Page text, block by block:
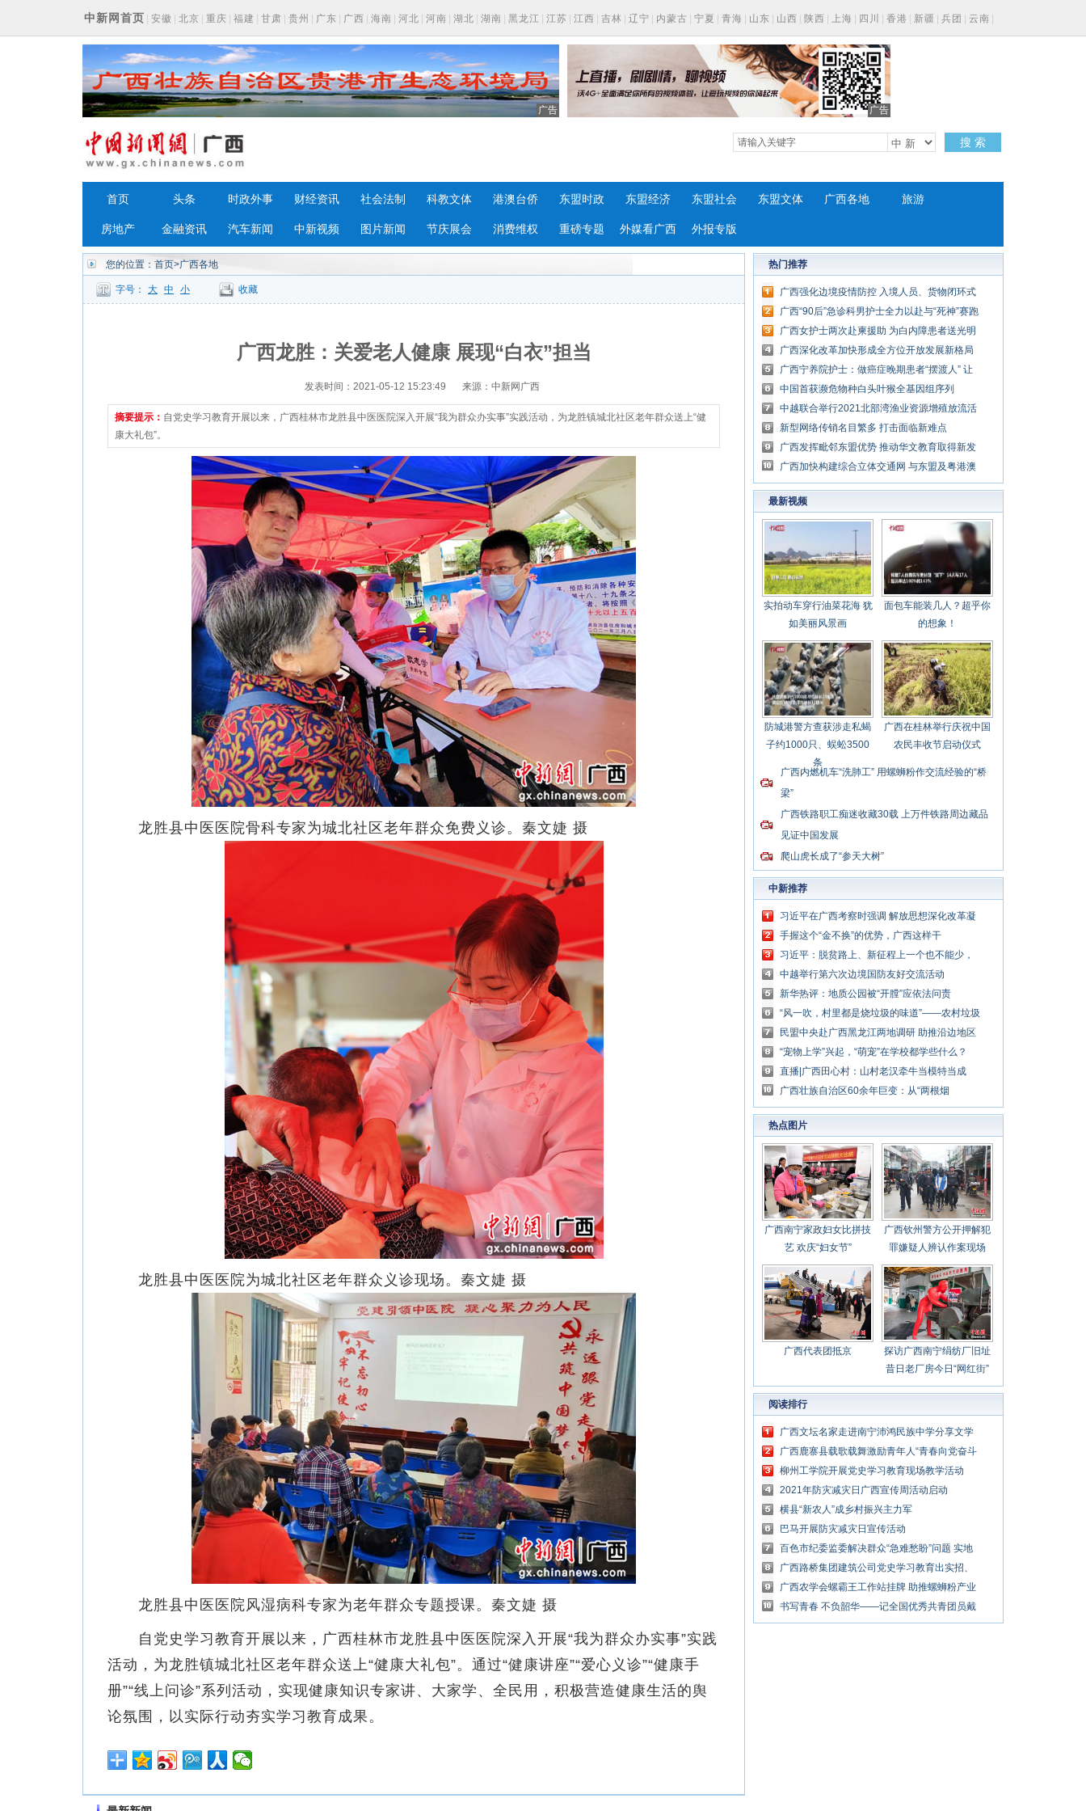
中新网首页 安徽 北京 重庆 福建 甘肃 贵州 广东 广西 海南 河北 河南 湖北 湖南 黑龙江 江苏 江西 吉林 辽宁 内蒙古 宁夏 青海 山东 山西 陕西 上海 四川 香港 新疆 兵团 云南
广告 广告
搜 索
首页 头条 时政外事 财经资讯 社会法制 科教文体 港澳台侨 东盟时政 东盟经济 东盟社会 东盟文体 广西各地 旅游
房地产 金融资讯 汽车新闻 中新视频 图片新闻 节庆展会 消费维权 重磅专题 外媒看广西 外报专版
您的位置： 首页>广西各地
字号： 大 中 小 收藏
广西龙胜：关爱老人健康 展现“白衣”担当
发表时间：2021-05-12 15:23:49 来源：中新网广西
摘要提示： 自党史学习教育开展以来，广西桂林市龙胜县中医医院深入开展“我为群众办实事”实践活动，为龙胜镇城北社区老年群众送上“健
康大礼包”。
龙胜县中医医院骨科专家为城北社区老年群众免费义诊。秦文婕 摄
龙胜县中医医院为城北社区老年群众义诊现场。秦文婕 摄
龙胜县中医医院风湿病科专家为老年群众专题授课。秦文婕 摄
自党史学习教育开展以来，广西桂林市龙胜县中医医院深入开展“我为群众办实事”实践
活动，为龙胜镇城北社区老年群众送上“健康大礼包”。通过“健康讲座”“爱心义诊”“健康手
册”“线上问诊”系列活动，实现健康知识专家讲、大家学、全民用，积极营造健康生活的舆
论氛围，以实际行动夯实学习教育成果。
热门推荐
广西强化边境疫情防控 入境人员、货物闭环式
管理
广西“90后”急诊科男护士全力以赴与“死神”赛跑
广西女护士两次赴柬援助 为白内障患者送光明
广西深化改革加快形成全方位开放发展新格局
广西宁养院护士：做癌症晚期患者“摆渡人” 让
生死两相安
中国首获濒危物种白头叶猴全基因组序列
中越联合举行2021北部湾渔业资源增殖放流活
动
新型网络传销名目繁多 打击面临新难点
广西发挥毗邻东盟优势 推动华文教育取得新发
展
广西加快构建综合立体交通网 与东盟及粤港澳
大湾区对接提速
最新视频
实拍动车穿行油菜花海 犹
如美丽风景画
面包车能装几人？超乎你
的想象！
防城港警方查获涉走私蝎
子约1000只、蜈蚣3500
条
广西在桂林举行庆祝中国
农民丰收节启动仪式
广西内燃机车“洗肺工” 用螺蛳粉作交流经验的“桥
梁”
广西铁路职工痴迷收藏30载 上万件铁路周边藏品
见证中国发展
爬山虎长成了“参天大树”
中新推荐
习近平在广西考察时强调 解放思想深化改革凝
心聚力担当实干 建设新时代中国特色社会主义
壮美
手握这个“金不换”的优势，广西这样干
习近平：脱贫路上、新征程上一个也不能少，
中国共产党说话算数
中越举行第六次边境国防友好交流活动
新华热评：地质公园被“开膛”应依法问责
“风一吹，村里都是烧垃圾的味道”——农村垃圾
处理谁来管？
民盟中央赴广西黑龙江两地调研 助推沿边地区
加快布局发展
“宠物上学”兴起，“萌宠”在学校都学些什么？
直播|广西田心村：山村老汉牵牛当模特当成
了“网红”
广西壮族自治区60余年巨变：从“两根烟
囱”到“广西制造”走向东盟
热点图片
广西南宁家政妇女比拼技
艺 欢庆“妇女节”
广西钦州警方公开押解犯
罪嫌疑人辨认作案现场
广西代表团抵京
探访广西南宁绢纺厂旧址
昔日老厂房今日“网红街”
阅读排行
广西文坛名家走进南宁沛鸿民族中学分享文学
独特魅力
广西鹿寨县载歌载舞激励青年人“青春向党奋斗
强国”
柳州工学院开展党史学习教育现场教学活动
2021年防灾减灾日广西宣传周活动启动
横县“新农人”成乡村振兴主力军
巴马开展防灾减灾日宣传活动
百色市纪委监委解决群众“急难愁盼”问题 实地
督查破解饮水难
广西路桥集团建筑公司党史学习教育出实招、
干实事、有实效
广西农学会螺霸王工作站挂牌 助推螺蛳粉产业
高质量发展
书写青春 不负韶华——记全国优秀共青团员戴
诗宜